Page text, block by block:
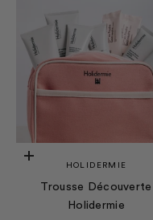
Ajouter au panier
HOLIDERMIE
Trousse Découverte
Holidermie